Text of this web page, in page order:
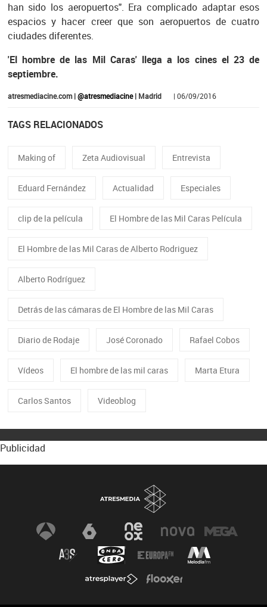
han sido los aeropuertos". Era complicado adaptar esos
espacios y hacer creer que son aeropuertos de cuatro
ciudades diferentes.
'El hombre de las Mil Caras' llega a los cines el 23 de
septiembre.
atresmediacine.com |@atresmediacine| Madrid | 06/09/2016
TAGS RELACIONADOS
Making of Zeta Audiovisual Entrevista
Eduard Fernández Actualidad Especiales
clip de la película El Hombre de las Mil Caras Película
El Hombre de las Mil Caras de Alberto Rodriguez
Alberto Rodríguez
Detrás de las cámaras de El Hombre de las Mil Caras
Diario de Rodaje José Coronado Rafael Cobos
Vídeos El hombre de las mil caras Marta Etura
Carlos Santos Videoblog
Publicidad